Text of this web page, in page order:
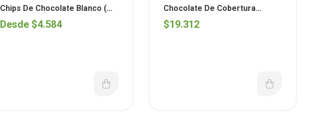
Semanales,Reposteria
Chips De Chocolate Blanco (
Aguila )
Desde $4.584
Semanales, Reposteria
Chocolate De Cobertura
Blanco Aguila ( 3 Tabletas )
$19.312